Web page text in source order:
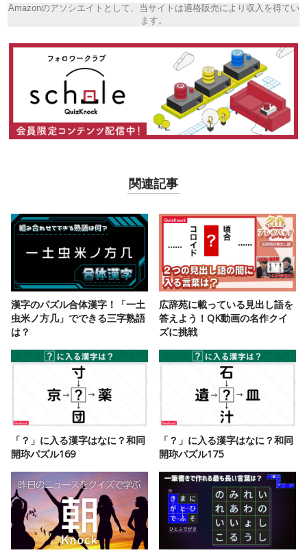
Amazonのアソシエイトとして、当サイトは適格販売により収入を得てい
ます。
関連記事
漢字のパズル合体漢字！「一土
虫米ノ方几」でできる三字熟語
は？
広辞苑に載っている見出し語を
答えよう！QK動画の名作クイ
ズに挑戦
「？」に入る漢字はなに？和同
開珎パズル169
「？」に入る漢字はなに？和同
開珎パズル175